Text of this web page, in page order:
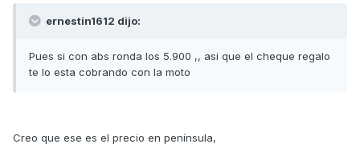
ernestin1612 dijo:
Pues si con abs ronda los 5.900 ,, asi que el cheque regalo
te lo esta cobrando con la moto
Creo que ese es el precio en península,